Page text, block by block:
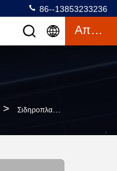
86--13853233236
Απόσπασμα
> Σιδηροπλαστικές Οικίες Για EPS Γυάλινο Μαλλί Πέτρας Μαλλί PU Σάντουιτς Πάνελ